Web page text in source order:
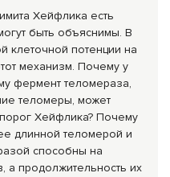
Хейфлика есть
быть объяснимы. В
клеточной потенции на
механизм. Почему у
фермент теломераза,
теломеры, может
порог Хейфлика? Почему
длинной теломерой и
способны на
а продолжительность их